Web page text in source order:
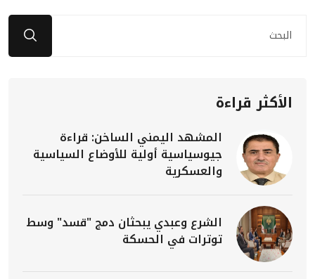
الأكثر قراءة
المشهد اليمني الساخن: قراءة
جيوسياسية أولية للأوضاع السياسية
والعسكرية
الشرع وعبدي يبحثان دمج "قسد" وسط
توترات في الحسكة